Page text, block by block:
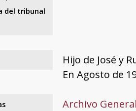
del tribunal
Hijo de José y
En Agosto de
Archivo